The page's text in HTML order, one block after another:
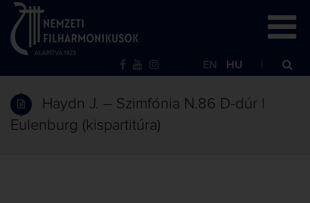
EN HU
Haydn J. – Szimfónia N.86 D-dúr |
Eulenburg (kispartitúra)